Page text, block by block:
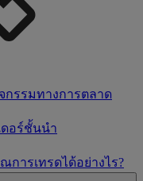
กรรมทางการตลาด
ดอร์ชั้นนำ
ารเทรดได้อย่างไร?